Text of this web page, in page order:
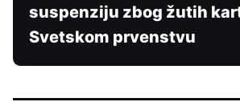
suspenziju zbog žutih
Svetskom prvenstvu